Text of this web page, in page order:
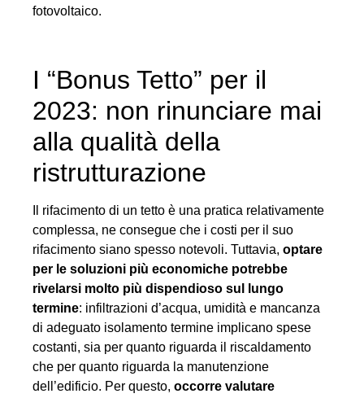
fotovoltaico.
I “Bonus Tetto” per il
2023: non rinunciare mai
alla qualità della
ristrutturazione
Il rifacimento di un tetto è una pratica relativamente
complessa, ne consegue che i costi per il suo
rifacimento siano spesso notevoli. Tuttavia, optare
per le soluzioni più economiche potrebbe
rivelarsi molto più dispendioso sul lungo
termine: infiltrazioni d’acqua, umidità e mancanza
di adeguato isolamento termine implicano spese
costanti, sia per quanto riguarda il riscaldamento
che per quanto riguarda la manutenzione
dell’edificio. Per questo, occorre valutare